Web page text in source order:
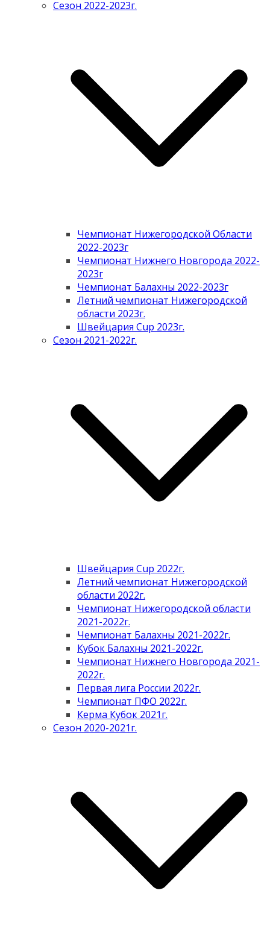
Сезон 2022-2023г.
Чемпионат Нижегородской Области
2022-2023г
Чемпионат Нижнего Новгорода 2022-
2023г
Чемпионат Балахны 2022-2023г
Летний чемпионат Нижегородской
области 2023г.
Швейцария Cup 2023г.
Сезон 2021-2022г.
Швейцария Cup 2022г.
Летний чемпионат Нижегородской
области 2022г.
Чемпионат Нижегородской области
2021-2022г.
Чемпионат Балахны 2021-2022г.
Кубок Балахны 2021-2022г.
Чемпионат Нижнего Новгорода 2021-
2022г.
Первая лига России 2022г.
Чемпионат ПФО 2022г.
Керма Кубок 2021г.
Сезон 2020-2021г.